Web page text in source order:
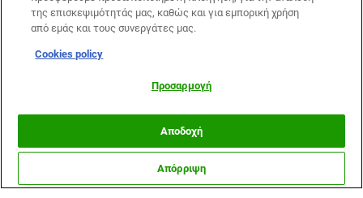
ΜΟΥΝΤΙΑΛ OPTA TSILILEAGUE ΔΙΑΓΩΝΙΣΜΟΙ
ΣΥΜΒΟΥΛΕΥΤΙΚΗΣ:1114
της επισκεψιμότητάς μας, καθώς και για εμπορική χρήση
από εμάς και τους συνεργάτες μας.
Cookies policy
Προσαρμογή
Απόρριψη
Αποδοχή